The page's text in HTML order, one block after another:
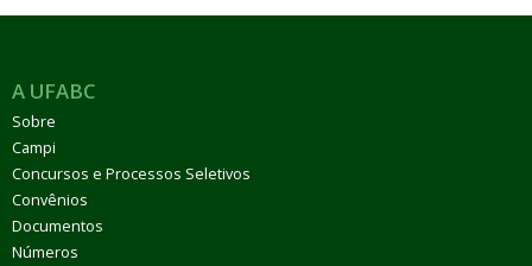
A UFABC
Sobre
Campi
Concursos e Processos Seletivos
Convênios
Documentos
Números